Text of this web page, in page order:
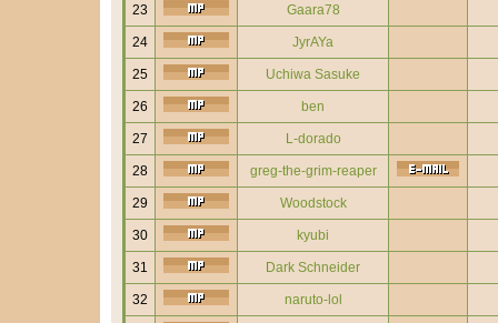
23 Gaara78
24 JyrAYa
25 Uchiwa Sasuke
26 ben
27 L-dorado
28 greg-the-grim-reaper
29 Woodstock
30 kyubi
31 Dark Schneider
32 naruto-lol